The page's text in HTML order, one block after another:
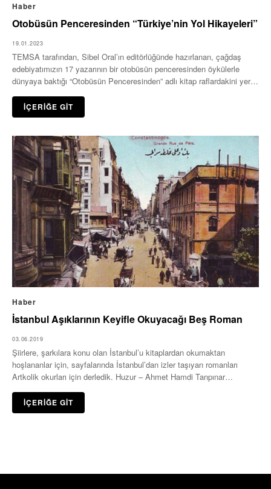
Haber
Otobüsün Penceresinden “Türkiye’nin Yol Hikayeleri”
19.01.2023
TEMSA tarafından, Sibel Oral’ın editörlüğünde hazırlanan, çağdaş
edebiyatımızın 17 yazarının bir otobüsün penceresinden öykülerle
dünyaya baktığı “Otobüsün Penceresinden” adlı kitap raflardakini yerini
İÇERİĞE GİT
Haber
İstanbul Aşıklarının Keyifle Okuyacağı Beş Roman
03.06.2019
Şiirlere, şarkılara konu olan İstanbul’u kitaplardan okumaktan
hoşlananlar için, sayfalarında İstanbul’dan izler taşıyan romanları
Artkolik okurları için derledik. Huzur – Ahmet Hamdi Tanpınar
İÇERİĞE GİT